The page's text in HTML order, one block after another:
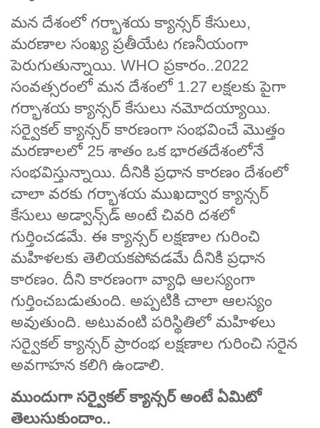
మన దేశంలో గర్భాశయ క్యాన్సర్ కేసులు,
మరణాల సంఖ్య ప్రతీయేట గణనీయంగా
పెరుగుతున్నాయి. WHO ప్రకారం..2022
సంవత్సరంలో మన దేశంలో 1.27 లక్షలకు పైగా
గర్భాశయ క్యాన్సర్ కేసులు నమోదయ్యాయి.
సర్వైకల్ క్యాన్సర్ కారణంగా సంభవించే మొత్తం
మరణాలలో 25 శాతం ఒక భారతదేశంలోనే
సంభవిస్తున్నాయి. దీనికి ప్రధాన కారణం దేశంలో
చాలా వరకు గర్భాశయ ముఖద్వార క్యాన్సర్
కేసులు అడ్వాన్స్‌డ్ అంటే చివరి దశలో
గుర్తించడమే. ఈ క్యాన్సర్ లక్షణాల గురించి
మహిళలకు తెలియకపోవడమే దీనికి ప్రధాన
కారణం. దీని కారణంగా వ్యాధి ఆలస్యంగా
గుర్తించబడుతుంది. అప్పటికి చాలా ఆలస్యం
అవుతుంది. అటువంటి పరిస్థితిలో మహిళలు
సర్వైకల్ క్యాన్సర్ ప్రారంభ లక్షణాల గురించి సరైన
అవగాహన కలిగి ఉండాలి.
ముందుగా సర్వైకల్ క్యాన్సర్ అంటే ఏమిటో
తెలుసుకుందాం..